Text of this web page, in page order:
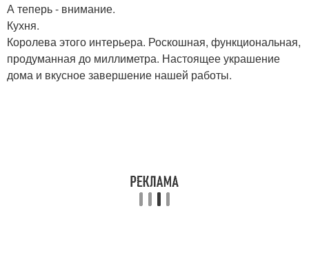
А теперь - внимание.
Кухня.
Королева этого интерьера. Роскошная, функциональная,
продуманная до миллиметра. Настоящее украшение
дома и вкусное завершение нашей работы.